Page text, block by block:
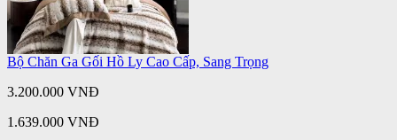
Bộ Chăn Ga Gối Hồ Ly Cao Cấp, Sang Trọng
3.200.000 VNĐ
1.639.000 VNĐ